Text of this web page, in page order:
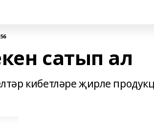
сатып ал
кибетләре җирле